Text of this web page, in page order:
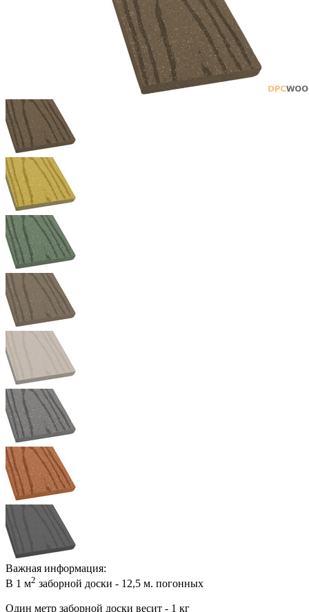
Важная информация:
В 1 м2 заборной доски - 12,5 м. погонных
Один метр заборной доски весит - 1 кг